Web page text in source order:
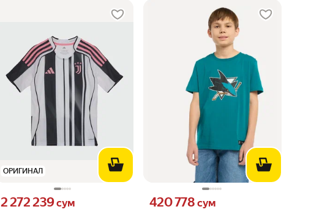
ОРИГИНАЛ
Цена 2272239 сум вместо
2 272 239сум Цена 420778 сум вместо
420 778 сум